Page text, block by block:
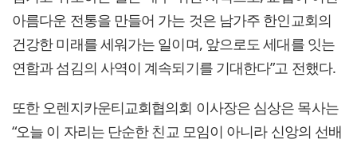
아름다운 전통을 만들어 가는 것은 남가주 한인교회의
건강한 미래를 세워가는 일이며, 앞으로도 세대를 잇는
연합과 섬김의 사역이 계속되기를 기대한다”고 전했다.
또한 오렌지카운티교회협의회 이사장은 심상은 목사는
“오늘 이 자리는 단순한 친교 모임이 아니라 신앙의 선배